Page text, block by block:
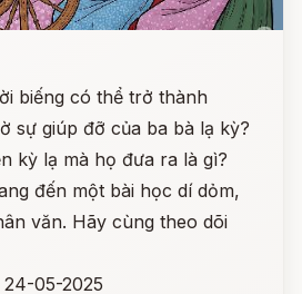
biếng có thể trở thành
sự giúp đỡ của ba bà lạ kỳ?
kỳ lạ mà họ đưa ra là gì?
đến một bài học dí dỏm,
văn. Hãy cùng theo dõi
24-05-2025